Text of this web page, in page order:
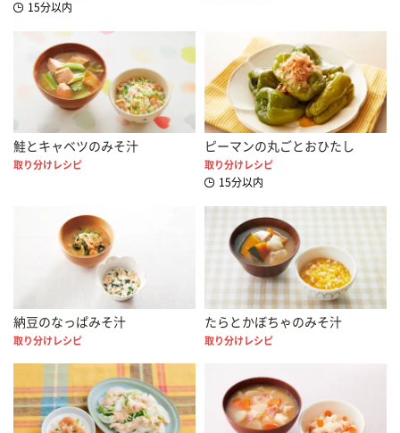
15分以内
鮭とキャベツのみそ汁
取り分けレシピ
ピーマンの丸ごとおひたし
取り分けレシピ
15分以内
納豆のなっぱみそ汁
取り分けレシピ
たらとかぼちゃのみそ汁
取り分けレシピ